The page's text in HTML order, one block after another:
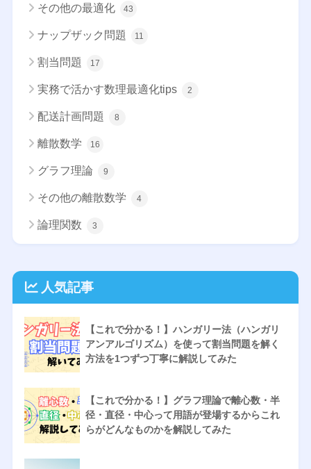
その他の最適化 43
ナップザック問題 11
割当問題 17
実務で活かす数理最適化tips 2
配送計画問題 8
離散数学 16
グラフ理論 9
その他の離散数学 4
論理関数 3
人気記事
【これで分かる！】ハンガリー法（ハンガリ
アンアルゴリズム）を使って割当問題を解く
方法を1つずつ丁寧に解説してみた
【これで分かる！】グラフ理論で離心数・半
径・直径・中心って用語が登場するからこれ
らがどんなものかを解説してみた